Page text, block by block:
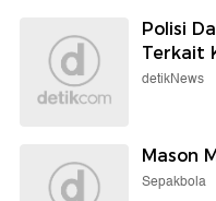
Polisi
Terkait
detikNews
Mason
Sepakbola